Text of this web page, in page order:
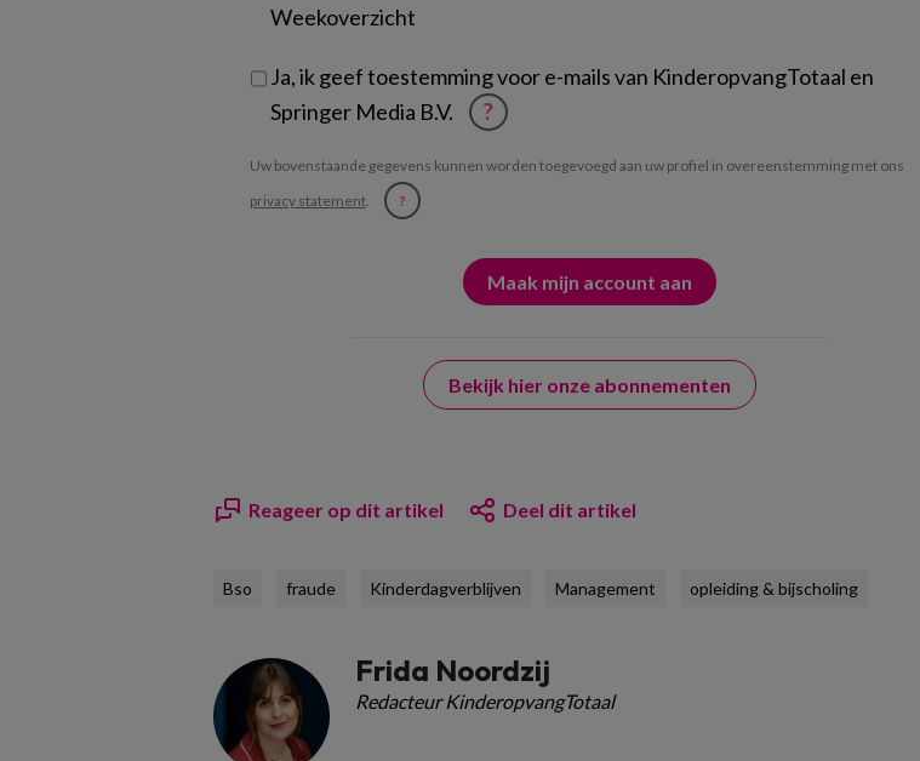
Weekoverzicht
Ja, ik geef toestemming voor e-mails van KinderopvangTotaal en
Springer Media B.V.
?
Uw bovenstaande gegevens kunnen worden toegevoegd aan uw profiel in overeenstemming met ons
privacy statement. ?
Bekijk hier onze abonnementen
Reageer op dit artikel Deel dit artikel
Bso fraude Kinderdagverblijven Management opleiding & bijscholing
Frida Noordzij
Redacteur KinderopvangTotaal